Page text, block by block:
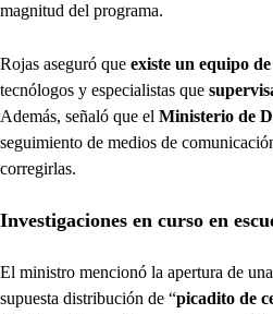
magnitud del programa.
Rojas aseguró que existe un equipo
tecnólogos y especialistas que
Además, señaló que el Ministerio de
seguimiento de medios de
corregirlas.
Investigaciones en curso en
El ministro mencionó la apertura de
supuesta distribución de “picadito de